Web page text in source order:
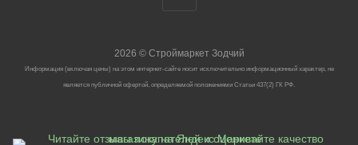
2026 ©Строймаркет Зодчий
Информация (включая цены) на этом интернет-сайте носит исключительно информационный характер, не
является публичной офертой, определяемой положениями Статьи 437(2) ГК РФ.